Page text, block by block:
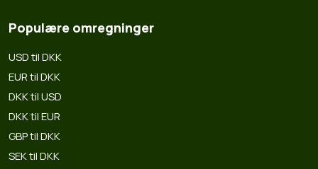
Populære omregninger
USD til DKK
EUR til DKK
DKK til USD
DKK til EUR
GBP til DKK
SEK til DKK